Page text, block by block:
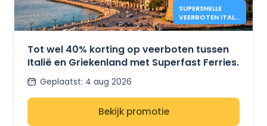
SUPERSNELLE
VEERBOTEN ITALIË
– GRIEKENLAND:
Tot wel 40% korting op veerboten tussen
Italië en Griekenland met Superfast Ferries.
Geplaatst: 4 aug 2026
Bekijk promotie